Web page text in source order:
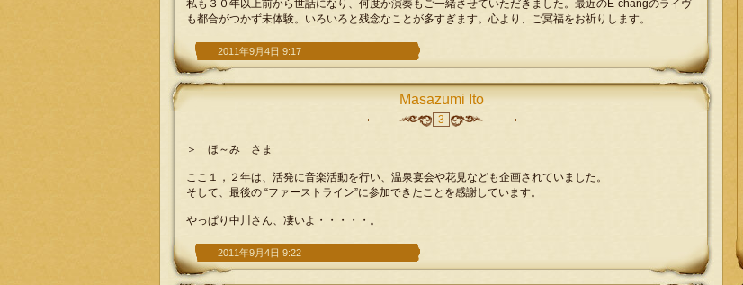
私も３０年以上前から世話になり、何度か演奏もご一緒させていただきました。最近のE-changのライヴ
も都合がつかず未体験。いろいろと残念なことが多すぎます。心より、ご冥福をお祈りします。
2011年9月4日 9:17
Masazumi Ito
3
＞ ほ～み さま
ここ１，２年は、活発に音楽活動を行い、温泉宴会や花見なども企画されていました。
そして、最後の “ファーストライン”に参加できたことを感謝しています。
やっぱり中川さん、凄いよ・・・・・。
2011年9月4日 9:22